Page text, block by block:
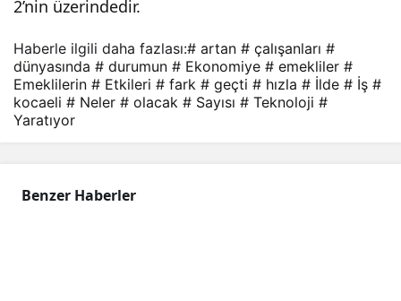
2’nin üzerindedir.
Haberle ilgili daha fazlası:# artan # çalışanları #
dünyasında # durumun # Ekonomiye # emekliler #
Emeklilerin # Etkileri # fark # geçti # hızla # İlde # İş #
kocaeli # Neler # olacak # Sayısı # Teknoloji #
Yaratıyor
Benzer Haberler